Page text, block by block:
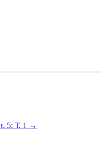
5: Т. 1 →